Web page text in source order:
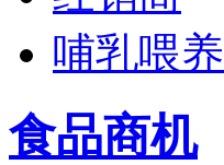
哺乳喂养
食品商机